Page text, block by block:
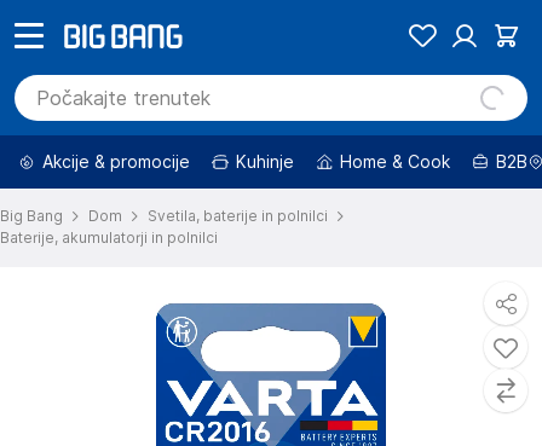
Akcije & promocije Kuhinje Home & Cook B2B
Big Bang Dom
Svetila, baterije in polnilci
Baterije, akumulatorji in polnilci